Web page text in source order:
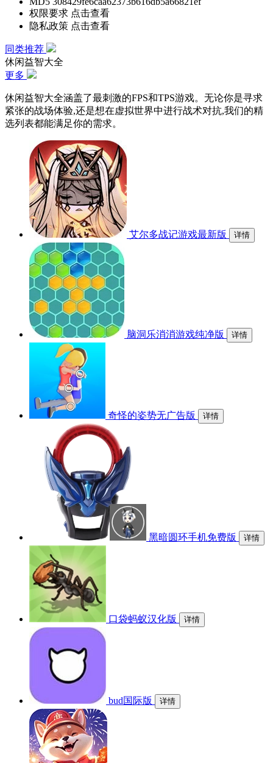
权限要求 点击查看
隐私政策 点击查看
同类推荐
休闲益智大全
更多
休闲益智大全涵盖了最刺激的FPS和TPS游戏。无论你是寻求
紧张的战场体验,还是想在虚拟世界中进行战术对抗,我们的精
选列表都能满足你的需求。
艾尔多战记游戏最新版 详情
脑洞乐消消游戏纯净版 详情
奇怪的姿势无广告版 详情
黑暗圆环手机免费版 详情
口袋蚂蚁汉化版 详情
bud国际版 详情